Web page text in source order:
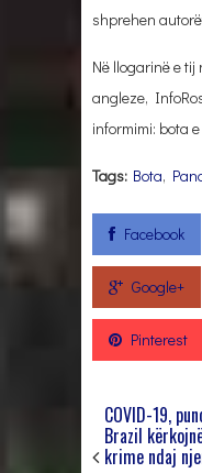
shprehen
Në llogarinë e tij
angleze,
informimi: bota
Tags: Bota,
Facebook
Google+
Pinterest
COVID-19,
Brazil
krime ndaj